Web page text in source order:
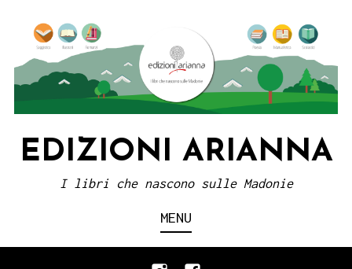
content
EDIZIONI ARIANNA
I libri che nascono sulle Madonie
MENU